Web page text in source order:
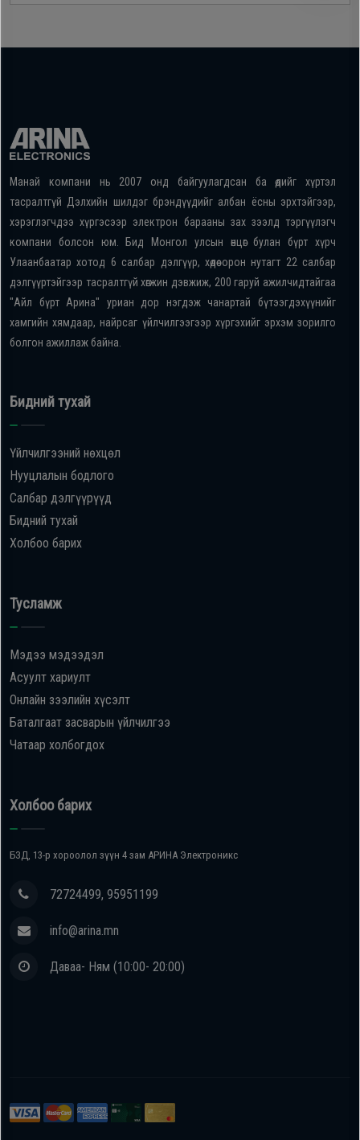
Манай компани нь 2007 онд байгуулагдсан ба өдийг хүртэл
тасралтгүй Дэлхийн шилдэг брэндүүдийг албан ёсны эрхтэйгээр,
хэрэглэгчдээ хүргэсээр электрон барааны зах зээлд тэргүүлэгч
компани болсон юм. Бид Монгол улсын өнцөг булан бүрт хүрч
Улаанбаатар хотод 6 салбар дэлгүүр, хөдөө орон нутагт 22 салбар
дэлгүүртэйгээр тасралтгүй хөгжин дэвжиж, 200 гаруй ажилчидтайгаа
"Айл бүрт Арина" уриан дор нэгдэж чанартай бүтээгдэхүүнийг
хамгийн хямдаар, найрсаг үйлчилгээгээр хүргэхийг эрхэм зорилго
болгон ажиллаж байна.
Бидний тухай
Үйлчилгээний нөхцөл
Нууцлалын бодлого
Салбар дэлгүүрүүд
Бидний тухай
Холбоо барих
Тусламж
Мэдээ мэдээдэл
Асуулт хариулт
Онлайн зээлийн хүсэлт
Баталгаат засварын үйлчилгээ
Чатаар холбогдох
Холбоо барих
БЗД, 13-р хороолол зүүн 4 зам АРИНА Электроникс
72724499, 95951199
info@arina.mn
Даваа- Ням (10:00- 20:00)